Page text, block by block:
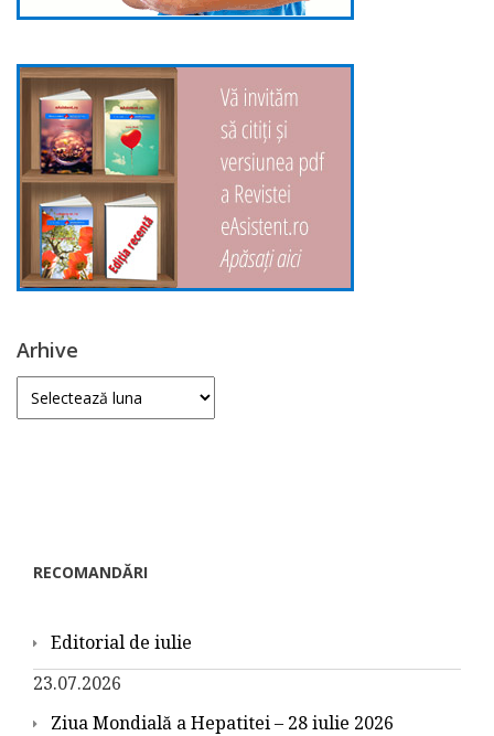
Arhive
Arhive
RECOMANDĂRI
Editorial de iulie
23.07.2026
Ziua Mondială a Hepatitei – 28 iulie 2026